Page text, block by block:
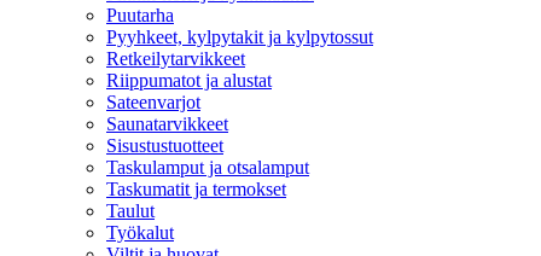
Puutarha
Pyyhkeet, kylpytakit ja kylpytossut
Retkeilytarvikkeet
Riippumatot ja alustat
Sateenvarjot
Saunatarvikkeet
Sisustustuotteet
Taskulamput ja otsalamput
Taskumatit ja termokset
Taulut
Työkalut